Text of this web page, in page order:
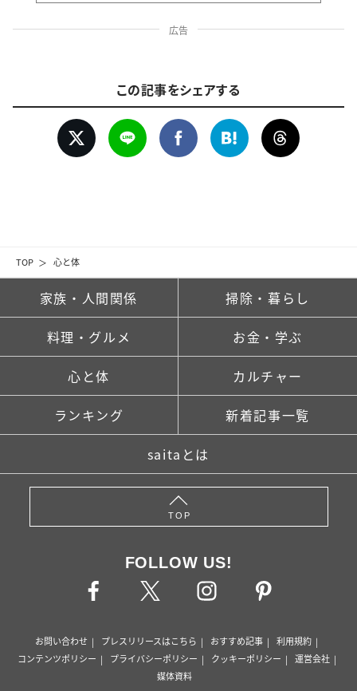
TOP 心と体
広告
この記事をシェアする
家族・人間関係 掃除・暮らし
料理・グルメ お金・学ぶ
心と体 カルチャー
ランキング 新着記事一覧
saitaとは
TOP
FOLLOW US!
お問い合わせ プレスリリースはこちら おすすめ記事
利用規約
コンテンツポリシー
プライバシーポリシー クッキーポリシー
運営会社
媒体資料